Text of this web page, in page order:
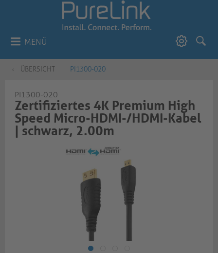
MENÜ
ÜBERSICHT PI1300-020
PI1300-020
Zertifiziertes 4K Premium High
Speed Micro-HDMI-/HDMI-Kabel
| schwarz, 2.00m​​​​​​​​​​​​​​